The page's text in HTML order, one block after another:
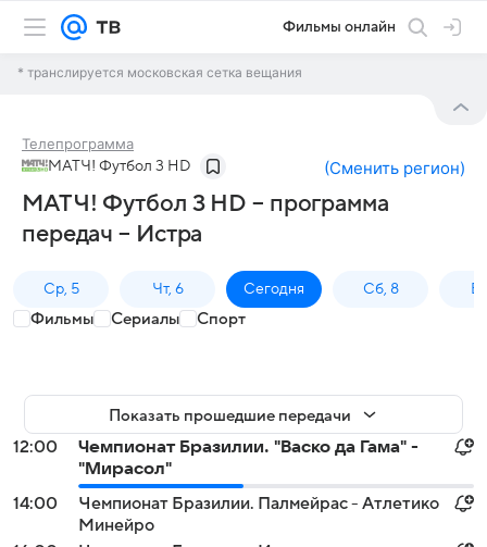
Фильмы онлайн
* транслируется московская сетка вещания
Телепрограмма
МАТЧ! Футбол 3 HD (Сменить регион)
МАТЧ! Футбол 3 HD – программа
передач – Истра
Ср, 5 Чт, 6 Сегодня Сб, 8
Фильмы Сериалы Спорт
Показать прошедшие передачи
12:00
Чемпионат Бразилии. "Васко да Гама" -
"Мирасол"
14:00
Чемпионат Бразилии. Палмейрас - Атлетико
Минейро